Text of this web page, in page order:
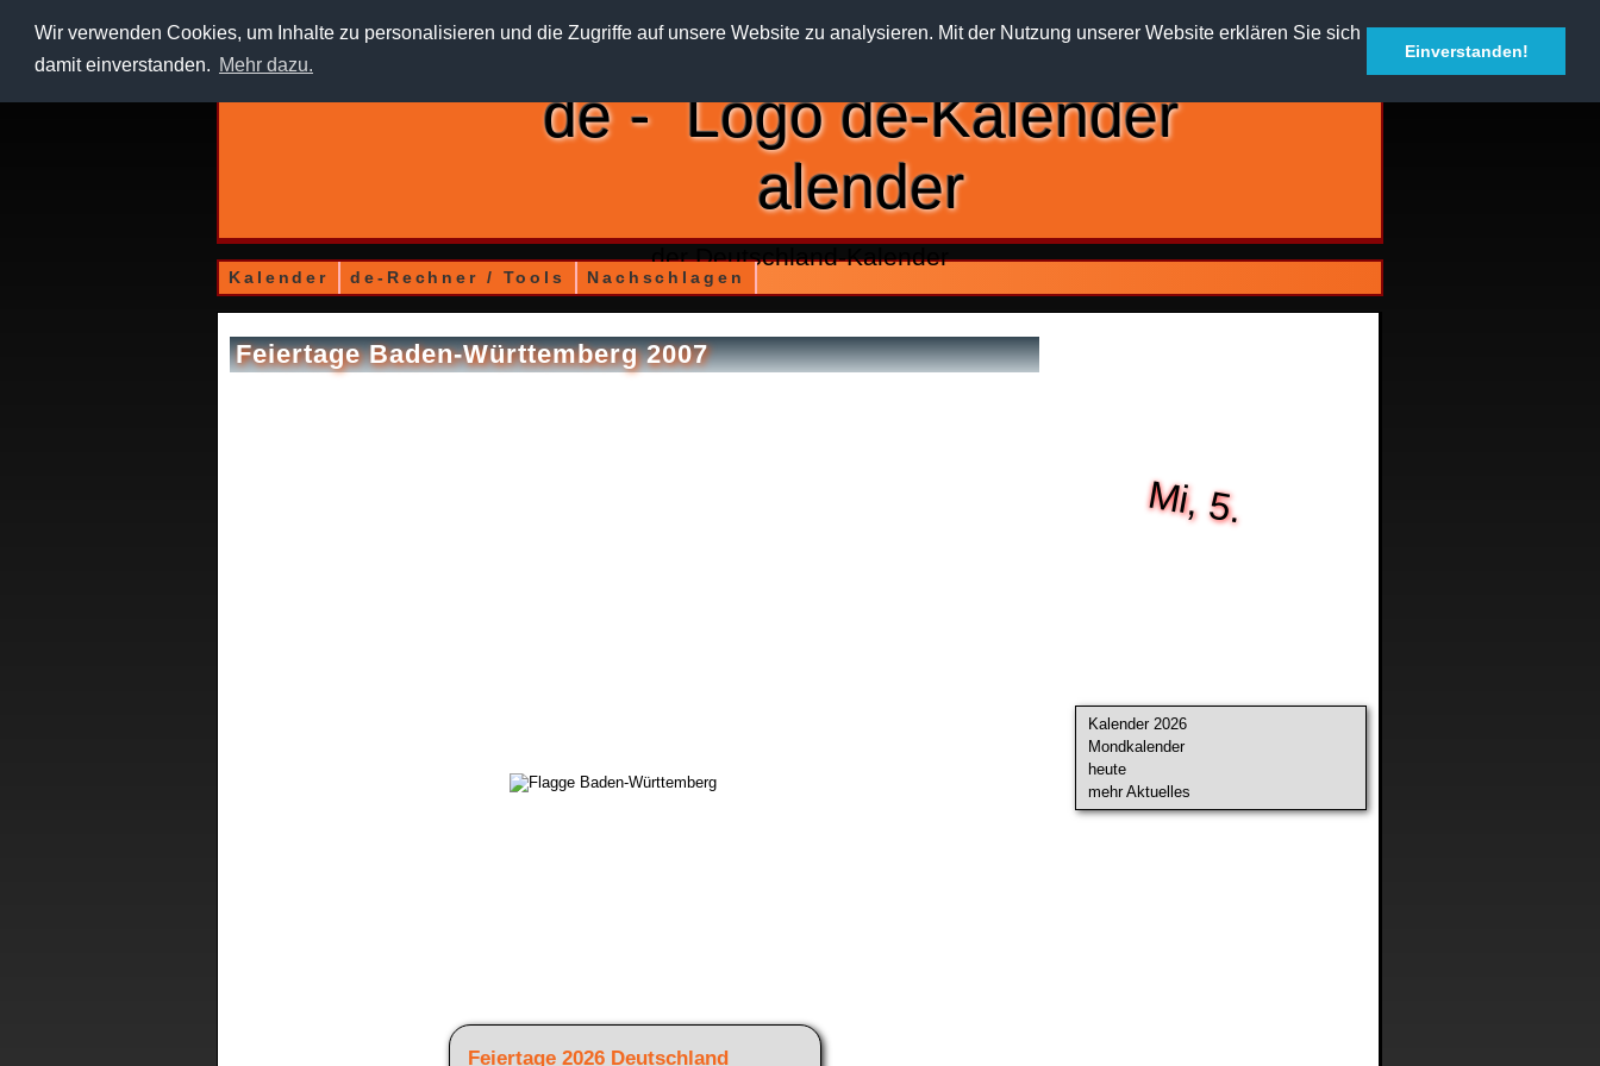
Wir verwenden Cookies, um Inhalte zu personalisieren und die Zugriffe auf unsere Website zu analysieren. Mit der Nutzung unserer Website erklären Sie sich
damit einverstanden. Mehr dazu.
Einverstanden!
de -
alender
der Deutschland-Kalender
Kalender de-Rechner / Tools Nachschlagen
Feiertage Baden-Württemberg 2007
Feiertage 2026 Deutschland
Mi, 5.
Kalender 2026
Mondkalender
heute
mehr Aktuelles